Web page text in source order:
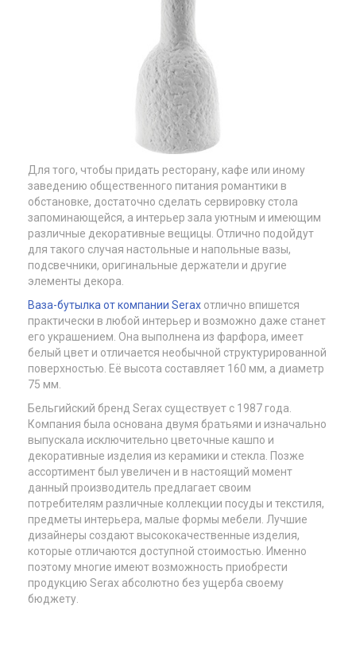
Для того, чтобы придать ресторану, кафе или иному
заведению общественного питания романтики в
обстановке, достаточно сделать сервировку стола
запоминающейся, а интерьер зала уютным и имеющим
различные декоративные вещицы. Отлично подойдут
для такого случая настольные и напольные вазы,
подсвечники, оригинальные держатели и другие
элементы декора.
Ваза-бутылка от компании Serax отлично впишется
практически в любой интерьер и возможно даже станет
его украшением. Она выполнена из фарфора, имеет
белый цвет и отличается необычной структурированной
поверхностью. Её высота составляет 160 мм, а диаметр
75 мм.
Бельгийский бренд Serax существует с 1987 года.
Компания была основана двумя братьями и изначально
выпускала исключительно цветочные кашпо и
декоративные изделия из керамики и стекла. Позже
ассортимент был увеличен и в настоящий момент
данный производитель предлагает своим
потребителям различные коллекции посуды и текстиля,
предметы интерьера, малые формы мебели. Лучшие
дизайнеры создают высококачественные изделия,
которые отличаются доступной стоимостью. Именно
поэтому многие имеют возможность приобрести
продукцию Serax абсолютно без ущерба своему
бюджету.